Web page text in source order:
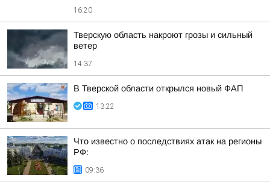
16:20
Тверскую область накроют грозы и сильный
ветер
14:37
В Тверской области открылся новый ФАП
13:22
Что известно о последствиях атак на регионы
РФ:
09:36